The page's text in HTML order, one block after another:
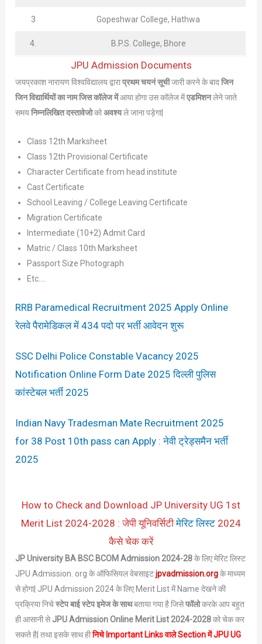
3 Gopeshwar College, Hathwa
4. B.P.S. College, Bhore
JPU Admission Documents
जयप्रकाश नारायण विश्वविद्यालय द्वाराप्रथम चयनं सूचीजारी करने के बादजिन
जिन विद्यार्थियों का नाम जिस कॉलेज मेंआया होगा उस कॉलेज मेंएडमिशनलेने जाते
समयनिम्नलिखित दस्तावेजोकोअवश्यले जाना पड़ेगा|
Class 12th Marksheet
Class 12th Provisional Certificate
Character Certificate from head institute
Cast Certificate
School Leaving / College Leaving Certificate
Migration Certificate
Intermediate (10+2) Admit Card
Matric / Class 10th Marksheet
Passport Size Photograph
Etc….
RRB Paramedical Recruitment 2025 Apply Online
रेलवे पैरामेडिकल में 434 पदो पर भर्ती आवेदन शुरू
SSC Delhi Police Constable Vacancy 2025
Notification Online Form Date 2025 दिल्ली पुलिस
कांस्टेबल भर्ती 2025
Indian Navy Tradesman Mate Recruitment 2025
for 38 Post 10th pass can Apply : नेवी ट्रेड्समैन भर्ती
2025
How to Check and Download JP University UG 1st
Merit List 2024-2028 : जेपी यूनिवर्सिटीमेरिट लिस्ट 2024
कैसे चेक करें
JP University BA BSC BCOM Admission 2024-28के लिए मेरिट लिस्ट
JPU Admission. org के ऑफिसियल वेबसाइटjpvadmission.orgके माध्यम
से होगा| JPU Admission 2024 के लिए Merit List में Name देखने की
प्रक्रिया निचेस्टेप बाई स्टेप इमेज के साथबताया गया है जिसेफॉलोकरके आप बहुत
ही आसानी सेJPUAdmissionOnline Merit List 2024-2028को चेक कर
सकते है| तथा इसके साथ हीनिचे Important Links वाले Section में JPU UG